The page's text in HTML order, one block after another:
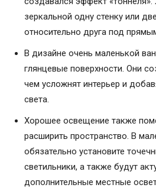
зеркальной одну стенку или
относительно друга под
В дизайне очень маленькой
глянцевые поверхности. Они
чем усложнят интерьер и
света.
Хорошее освещение также
расширить пространство. В
обязательно установите
светильники, а также будут
дополнительные местные